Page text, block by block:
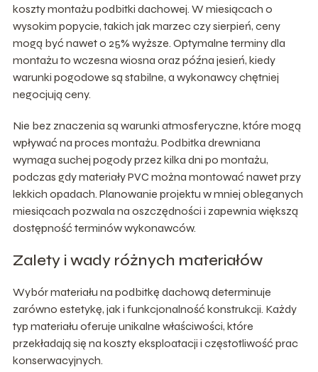
koszty montażu podbitki dachowej. W miesiącach o
wysokim popycie, takich jak marzec czy sierpień, ceny
mogą być nawet o 25% wyższe. Optymalne terminy dla
montażu to wczesna wiosna oraz późna jesień, kiedy
warunki pogodowe są stabilne, a wykonawcy chętniej
negocjują ceny.
Nie bez znaczenia są warunki atmosferyczne, które mogą
wpływać na proces montażu. Podbitka drewniana
wymaga suchej pogody przez kilka dni po montażu,
podczas gdy materiały PVC można montować nawet przy
lekkich opadach. Planowanie projektu w mniej obleganych
miesiącach pozwala na oszczędności i zapewnia większą
dostępność terminów wykonawców.
Zalety i wady różnych materiałów
Wybór materiału na podbitkę dachową determinuje
zarówno estetykę, jak i funkcjonalność konstrukcji. Każdy
typ materiału oferuje unikalne właściwości, które
przekładają się na koszty eksploatacji i częstotliwość prac
konserwacyjnych.